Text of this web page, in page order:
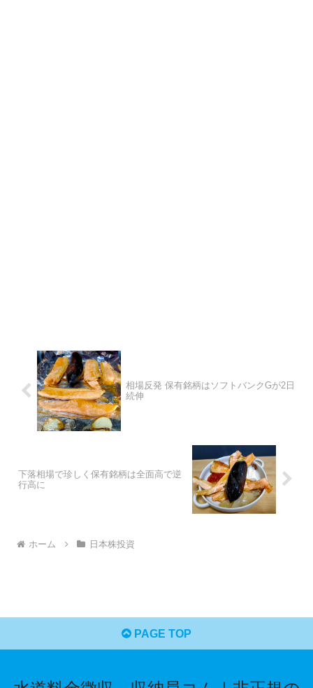
相場反発 保有銘柄はソフトバンクGが2日
続伸
下落相場で珍しく保有銘柄は全面高で逆
行高に
ホーム 日本株投資
PAGE TOP